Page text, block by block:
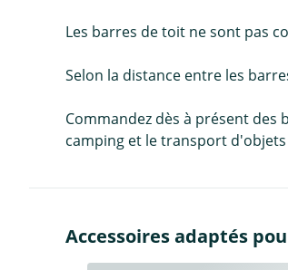
Les barres de toit ne sont pas
Selon la distance entre les
Commandez dès à présent
camping et le transport
Accessoires adaptés